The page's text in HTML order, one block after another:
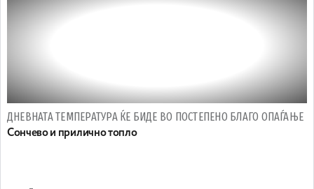
ДНЕВНАТА ТЕМПЕРАТУРА ЌЕ БИДЕ ВО ПОСТЕПЕНО БЛАГО ОПАЃАЊЕ
Сончево и прилично топло